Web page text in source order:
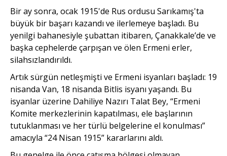
Bir ay sonra, ocak 1915'de Rus ordusu Sarıkamış'ta
büyük bir başarı kazandı ve ilerlemeye başladı. Bu
yenilgi bahanesiyle şubattan iti­baren, Çanakkale’de ve
başka cep­helerde çarpışan ve ölen Ermeni erler,
silahsızlandırıldı.
Artık sürgün netleşmişti ve Ermeni isyanları başladı: 19
nisanda Van, 18 nisanda Bitlis isyanı yaşandı. Bu
isyanlar üzerine Dahiliye Nazırı Talat Bey, “Ermeni
Komite merkezlerinin kapatılması, ele başlarının
tutuklanması ve her türlü belgelerine el konulması”
amacıyla “24 Nisan 1915” kararlarını aldı.